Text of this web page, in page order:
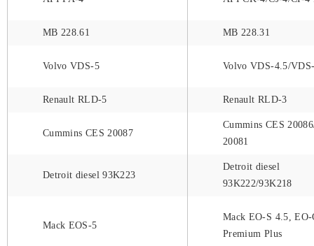
MB 228.61 MB 228.31
Volvo VDS-5 Volvo VDS-4.5/
Renault RLD-5 Renault RLD-3
Cummins CES 20087
Cummins CES
20081
Detroit diesel 93K223
Detroit diesel
93K222/93K218
Mack EOS-5
Mack EO-S 4.5, EO-
Premium Plus